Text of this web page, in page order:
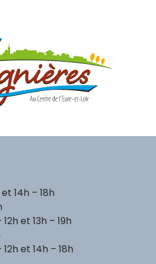
14h – 18h
et 13h – 19h
et 14h – 18h